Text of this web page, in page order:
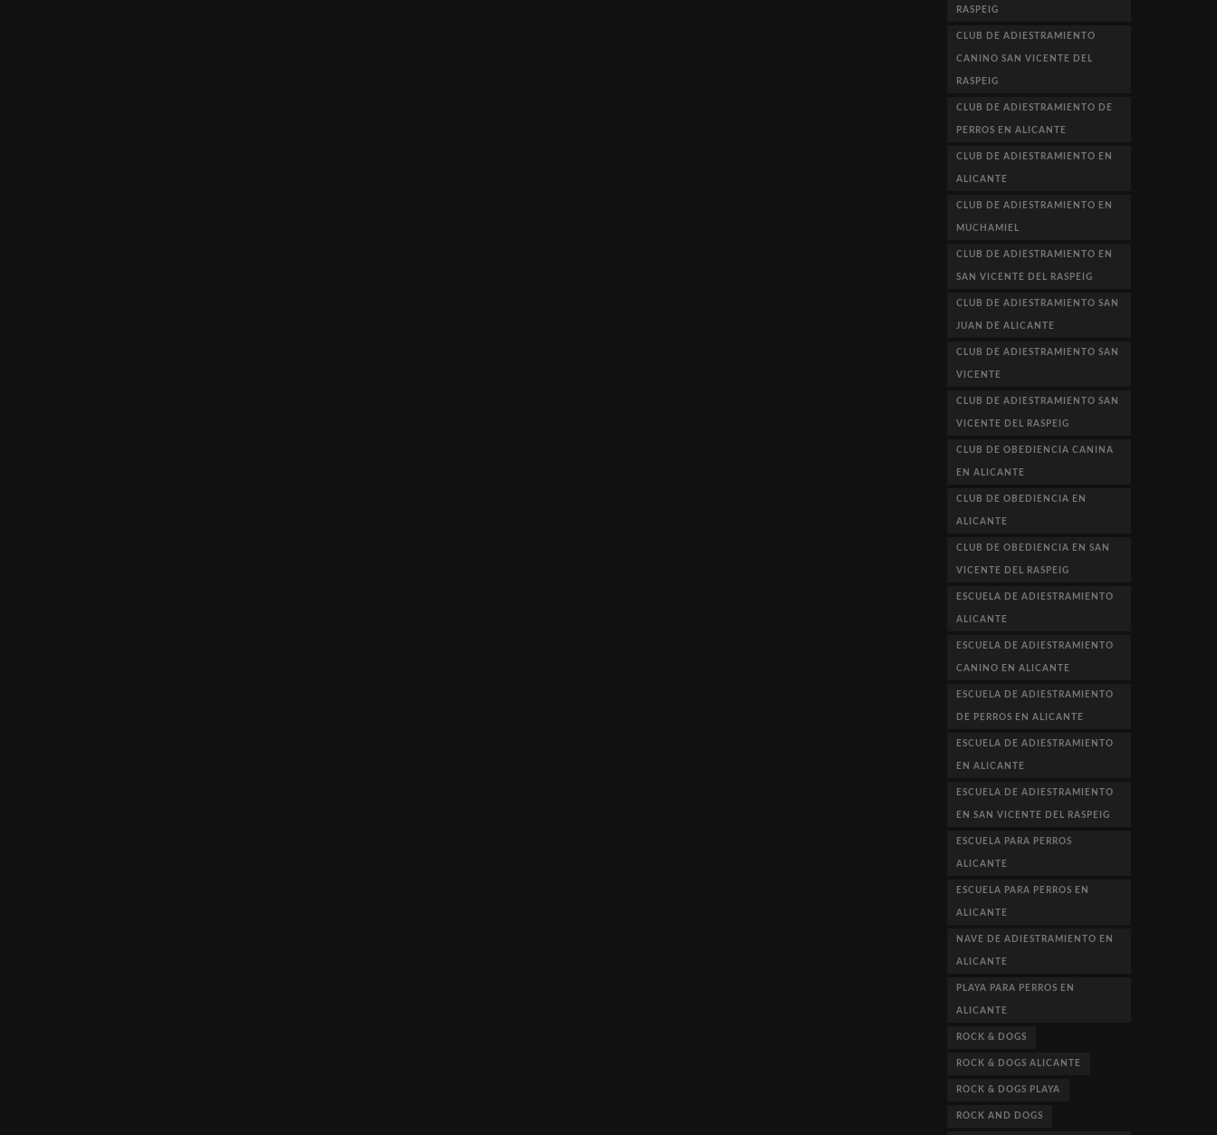
RASPEIG
CLUB DE ADIESTRAMIENTO
CANINO SAN VICENTE DEL
RASPEIG
CLUB DE ADIESTRAMIENTO DE
PERROS EN ALICANTE
CLUB DE ADIESTRAMIENTO EN
ALICANTE
CLUB DE ADIESTRAMIENTO EN
MUCHAMIEL
CLUB DE ADIESTRAMIENTO EN
SAN VICENTE DEL RASPEIG
CLUB DE ADIESTRAMIENTO SAN
JUAN DE ALICANTE
CLUB DE ADIESTRAMIENTO SAN
VICENTE
CLUB DE ADIESTRAMIENTO SAN
VICENTE DEL RASPEIG
CLUB DE OBEDIENCIA CANINA
EN ALICANTE
CLUB DE OBEDIENCIA EN
ALICANTE
CLUB DE OBEDIENCIA EN SAN
VICENTE DEL RASPEIG
ESCUELA DE ADIESTRAMIENTO
ALICANTE
ESCUELA DE ADIESTRAMIENTO
CANINO EN ALICANTE
ESCUELA DE ADIESTRAMIENTO
DE PERROS EN ALICANTE
ESCUELA DE ADIESTRAMIENTO
EN ALICANTE
ESCUELA DE ADIESTRAMIENTO
EN SAN VICENTE DEL RASPEIG
ESCUELA PARA PERROS
ALICANTE
ESCUELA PARA PERROS EN
ALICANTE
NAVE DE ADIESTRAMIENTO EN
ALICANTE
PLAYA PARA PERROS EN
ALICANTE
ROCK & DOGS
ROCK & DOGS ALICANTE
ROCK & DOGS PLAYA
ROCK AND DOGS